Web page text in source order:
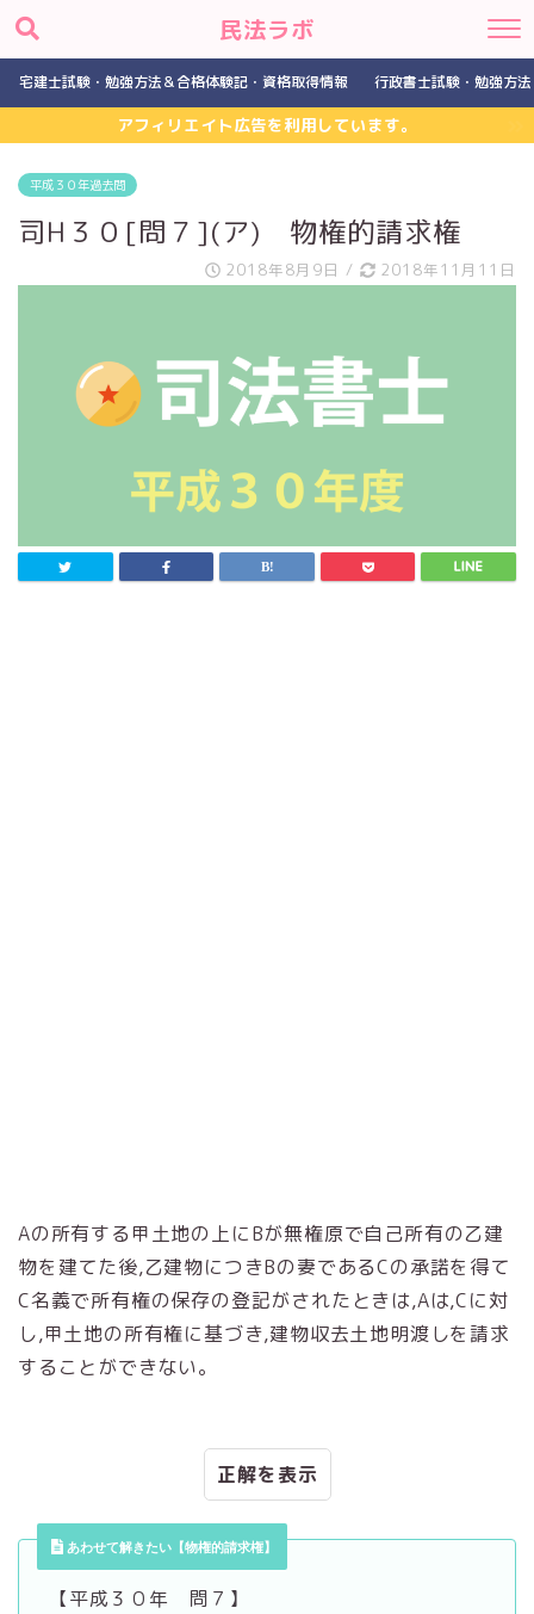
民法ラボ
宅建士試験・勉強方法＆合格体験記・資格取得情報 行政書士試験・勉強方
アフィリエイト広告を利用しています。
平成３０年過去問
司H３０[問７](ア) 物権的請求権
2018年8月9日 / 2018年11月11日
Aの所有する甲土地の上にBが無権原で自己所有の乙建
物を建てた後,乙建物につきBの妻であるCの承諾を得て
C名義で所有権の保存の登記がされたときは,Aは,Cに対
し,甲土地の所有権に基づき,建物収去土地明渡しを請求
することができない。
正解
あわせて解きたい【物権的請求権】
【平成３０年 問７】